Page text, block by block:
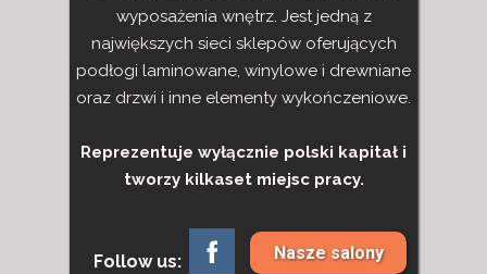
wyposażenia wnętrz. Jest jedną z
największych sieci sklepów oferujących
podłogi laminowane, winylowe i drewniane
oraz drzwi i inne elementy wykończeniowe.
Reprezentuje wyłącznie polski kapitał i
tworzy kilkaset miejsc pracy.
Follow us: Nasze salony